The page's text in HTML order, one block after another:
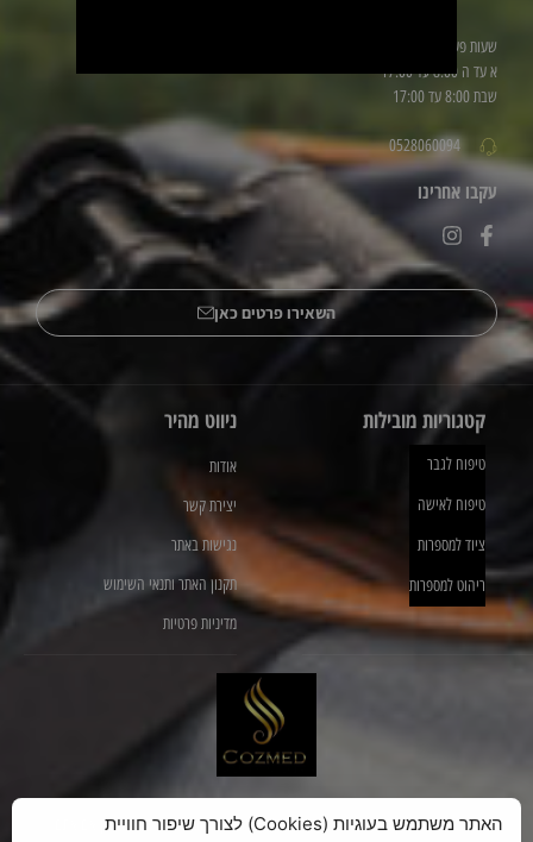
אנו מציעים מגוון רחב של מוצרים איכותיים לטיפול ועיצוב השיער שלכם. בין אם אתם
ניווט מהיר
אודות
יצירת קשר
נגישות באתר
תקנון האתר ותנאי השימוש
מדיניות פרטיות
קטגוריות מובילות
טיפוח לגבר
טיפוח לאישה
ציוד למספרות
ריהוט למספרות
שעות פעילות
א עד ה 8:00 עד 17:00
שבת 8:00 עד 17:00
0528060094
עקבו אחרינו
השאירו פרטים כאן
האתר משתמש בעוגיות (Cookies) לצורך שיפור חוויית